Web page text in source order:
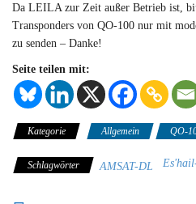
Da LEILA zur Zeit außer Betrieb ist,
Transponders von QO-100 nur mit
zu senden – Danke!
Seite teilen mit:
Kategorie Allgemein QO-
Schlagwörter AMSAT-DL